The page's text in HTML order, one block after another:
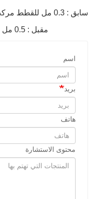
مقبل : 0.5 مل للقطط قطرات سيلامكتين وسارولانر
اسم
بريد
هاتف
محتوى الاستشارة